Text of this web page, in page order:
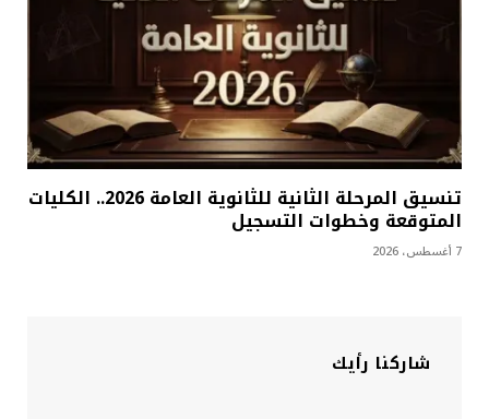
تنسيق المرحلة الثانية للثانوية العامة 2026.. الكليات
المتوقعة وخطوات التسجيل
7 أغسطس، 2026
شاركنا رأيك